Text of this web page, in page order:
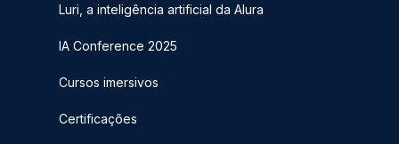
Luri, a inteligência artificial da Alura
IA Conference 2025
Cursos imersivos
Certificações